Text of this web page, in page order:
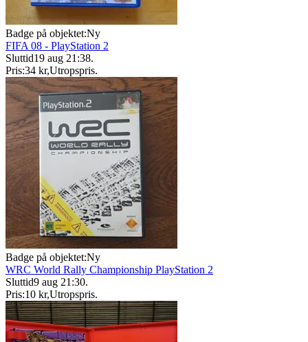
Badge på objektet:Ny
FIFA 08 - PlayStation 2
Sluttid19 aug 21:38.
Pris:34 kr,Utropspris.
Badge på objektet:Ny
WRC World Rally Championship PlayStation 2
Sluttid9 aug 21:30.
Pris:10 kr,Utropspris.